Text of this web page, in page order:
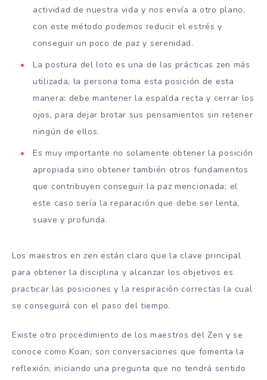
actividad de nuestra vida y nos envía a otro plano,
con este método podemos reducir el estrés y
conseguir un poco de paz y serenidad.
La postura del loto es una de las prácticas zen más
utilizada, la persona toma esta posición de esta
manera: debe mantener la espalda recta y cerrar los
ojos, para dejar brotar sus pensamientos sin retener
ningún de ellos.
Es muy importante no solamente obtener la posición
apropiada sino obtener también otros fundamentos
que contribuyen conseguir la paz mencionada; el
este caso sería la reparación que debe ser lenta,
suave y profunda.
Los maestros en zen están claro que la clave principal
para obtener la disciplina y alcanzar los objetivos es
practicar las posiciones y la respiración correctas la cual
se conseguirá con el paso del tiempo.
Existe otro procedimiento de los maestros del Zen y se
conoce como Koan; son conversaciones que fomenta la
reflexión, iniciando una pregunta que no tendrá sentido